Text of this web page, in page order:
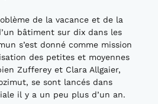
de la vacance et de la
bâtiment sur dix dans les
s’est donné comme mission
des petites et moyennes
Zufferey et Clara Allgaier,
se sont lancés dans
il y a un peu plus d’un an.